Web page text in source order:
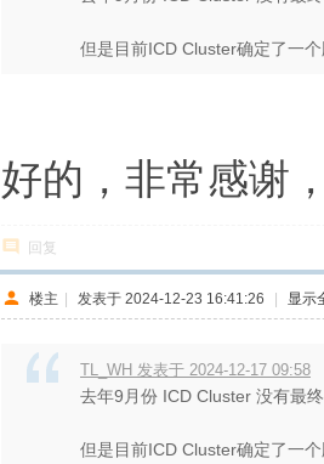
但是目前ICD Cluster确定了一
好的，非常感谢
回复
楼主 | 发表于 2024-12-23 16:41:26 | 显示
TL_WH 发表于 2024-12-17 09:58
去年9月份 ICD Cluster 没有最
但是目前ICD Cluster确定了一